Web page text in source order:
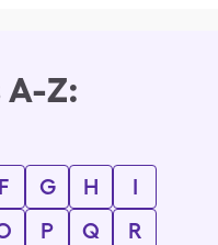
Z:
F G H
I
P Q
R